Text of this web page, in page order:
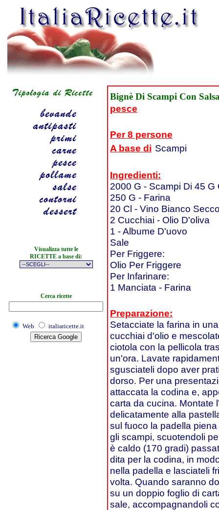
Visualizza tutte le
RICETTE a base di:
Cerca ricette
Web italiaricette.it
Bignè Di Scampi Con
pesce
Per 8 persone
A base di Scampi
Ingredienti:
2000 G - Scampi Di 45 G
250 G - Farina
20 Cl - Vino Bianco
2 Cucchiai - Olio D'oliva
1 - Albume D'uovo
Sale
Per Friggere:
Olio Per Friggere
Per Infarinare:
1 Manciata - Farina
Preparazione:
Setacciate la farina in
cucchiai d'olio e
ciotola con la pellicola
un'ora. Lavate
sgusciateli dopo aver
dorso. Per una
attaccata la codina e,
carta da cucina. Montate
delicatamente alla
sul fuoco la padella
gli scampi, scuotendoli
è caldo (170 gradi)
dita per la codina, in
nella padella e lasciateli
volta. Quando saranno
su un doppio foglio di
sale, accompagnandoli